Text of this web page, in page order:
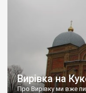
співробітник
Мірошниченко, який
обіцяв у найближчі
Олександра
Вирівка на
Про Вирівку ми вже